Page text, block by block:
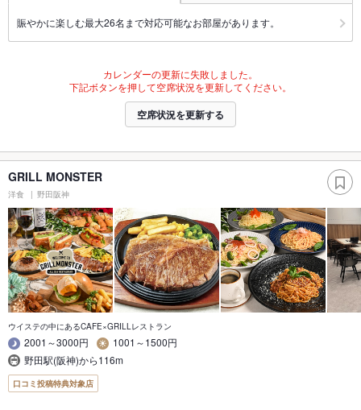
賑やかに楽しむ最大26名まで対応可能なお部屋があります。
カレンダーの更新に失敗しました。
下記ボタンを押して空席状況を更新してください。
空席状況を更新する
GRILL MONSTER
洋食 野田阪神
ウイステの中にあるCAFE×GRILLレストラン
2001～3000円
1001～1500円
野田駅(阪神)から116m
口コミ投稿特典対象店